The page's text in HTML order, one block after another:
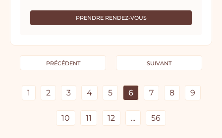
PRENDRE RENDEZ-VOUS
PRÉCÉDENT SUIVANT
1 2 3 4 5 6 7 8 9
10 11 12 ... 56